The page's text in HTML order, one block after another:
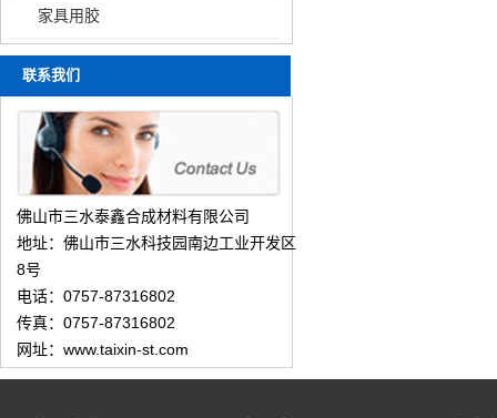
家具用胶
联系我们
佛山市三水泰鑫合成材料有限公司
地址：佛山市三水科技园南边工业开发区
8号
电话：0757-87316802
传真：0757-87316802
网址：www.taixin-st.com